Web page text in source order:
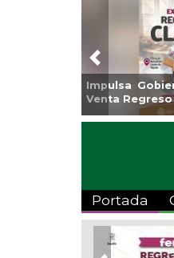
Municipal Expo
Previous
Portada